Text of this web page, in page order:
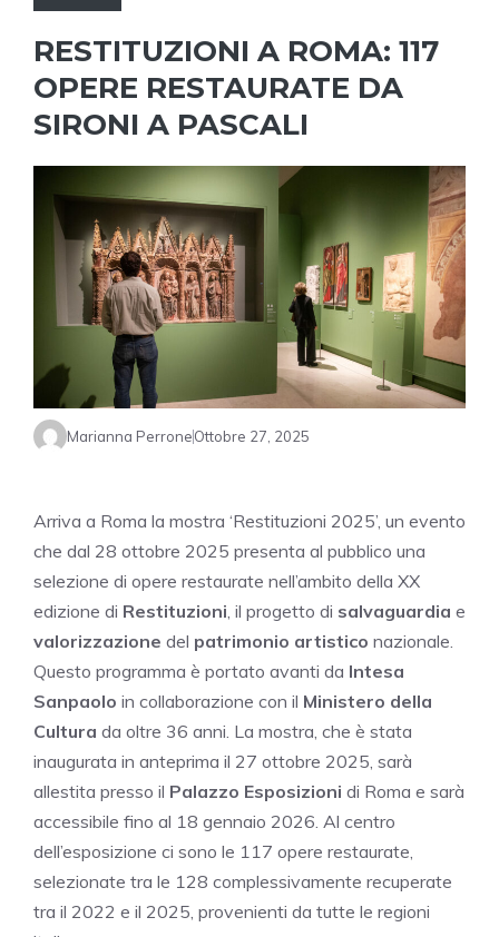
RESTITUZIONI A ROMA: 117
OPERE RESTAURATE DA
SIRONI A PASCALI
Marianna PerroneOttobre 27, 2025
Arriva a Roma la mostra ‘Restituzioni 2025’, un evento
che dal 28 ottobre 2025 presenta al pubblico una
selezione di opere restaurate nell’ambito della XX
edizione di Restituzioni, il progetto di salvaguardia e
valorizzazione del patrimonio artistico nazionale.
Questo programma è portato avanti da Intesa
Sanpaolo in collaborazione con il Ministero della
Cultura da oltre 36 anni. La mostra, che è stata
inaugurata in anteprima il 27 ottobre 2025, sarà
allestita presso il Palazzo Esposizioni di Roma e sarà
accessibile fino al 18 gennaio 2026. Al centro
dell’esposizione ci sono le 117 opere restaurate,
selezionate tra le 128 complessivamente recuperate
tra il 2022 e il 2025, provenienti da tutte le regioni